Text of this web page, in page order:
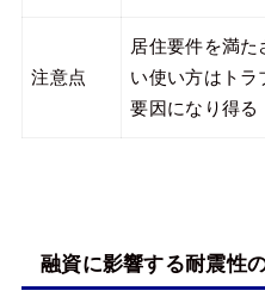
注意点
居住要件を満た
い使い方はトラ
要因になり得る
融資に影響する耐震性